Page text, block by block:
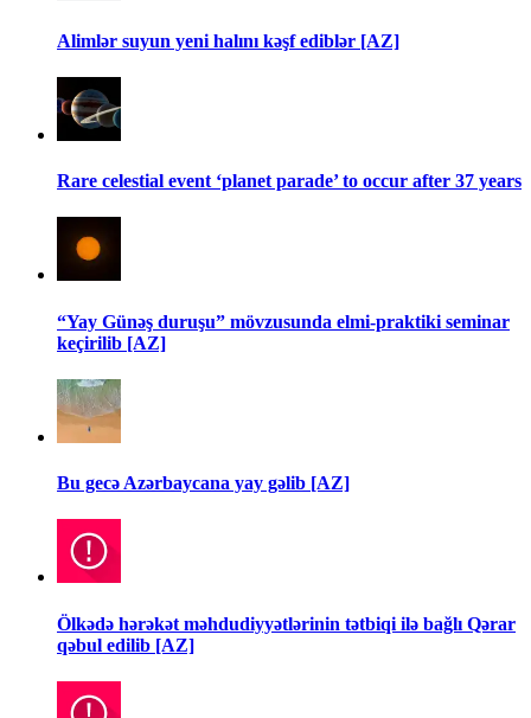
Alimlər suyun yeni halını kəşf ediblər [AZ]
Rare celestial event ‘planet parade’ to occur after 37 years
“Yay Günəş duruşu” mövzusunda elmi-praktiki seminar
keçirilib [AZ]
Bu gecə Azərbaycana yay gəlib [AZ]
Ölkədə hərəkət məhdudiyyətlərinin tətbiqi ilə bağlı Qərar
qəbul edilib [AZ]